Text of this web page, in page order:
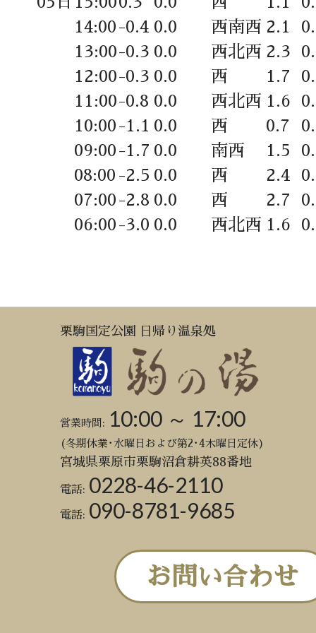
14:00 -0.4 0.0 西南西 2.1
13:00-0.3 0.0 西北西 2.3
12:00-0.3 0.0 西 1.7
11:00-0.8 0.0 西北西 1.6
10:00 -1.1 0.0 西 0.7
09:00 -1.7 0.0 南西 1.5
08:00 -2.5 0.0 西 2.4
07:00 -2.8 0.0 西 2.7
06:00 -3.0 0.0 西北西 1.6
栗駒国定公園 日帰り温泉処
営業時間: 10:00 ～ 17:00
(冬期休業･水曜日および第2･4木曜日定休)
宮城県栗原市栗駒沼倉耕英88番地
電話: 0228-46-2110
電話: 090-8781-9685
お問い合わせ